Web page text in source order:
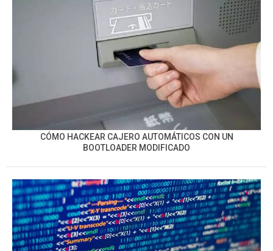
CÓMO HACKEAR CAJERO AUTOMÁTICOS CON UN
BOOTLOADER MODIFICADO